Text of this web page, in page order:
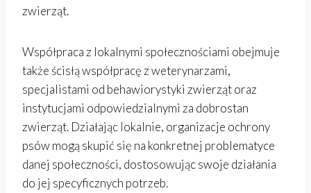
zwierząt.
Współpraca z lokalnymi społecznościami obejmuje
także ścisłą współpracę z weterynarzami,
specjalistami od behawiorystyki zwierząt oraz
instytucjami odpowiedzialnymi za dobrostan
zwierząt. Działając lokalnie, organizacje ochrony
psów mogą skupić się na konkretnej problematyce
danej społeczności, dostosowując swoje działania
do jej specyficznych potrzeb.